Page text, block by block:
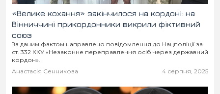
«Велике кохання» закінчилося на кордоні: на
Вінниччині прикордонники викрили фіктивний
союз
За даним фактом направлено повідомлення до Нацполіції за
ст. 332 ККУ «Незаконне переправлення осіб через державний
кордон».
Анастасія Сенникова
4 серпня, 2025